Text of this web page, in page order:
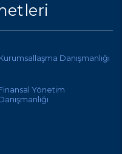
Danışmanlığı
Yönetim